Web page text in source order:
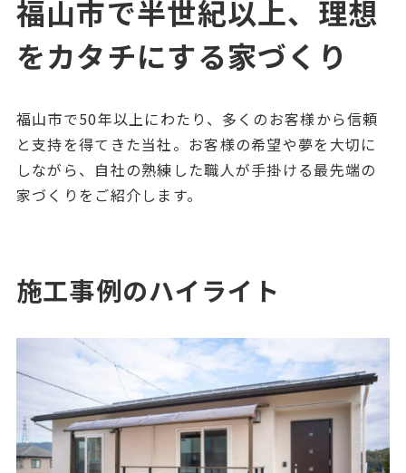
福山市で半世紀以上、理想
をカタチにする家づくり
福山市で50年以上にわたり、多くのお客様から信頼
と支持を得てきた当社。お客様の希望や夢を大切に
しながら、自社の熟練した職人が手掛ける最先端の
家づくりをご紹介します。
施工事例のハイライト